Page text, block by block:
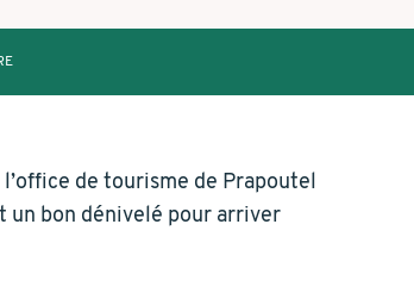
de tourisme de Prapoutel
un bon dénivelé pour arriver